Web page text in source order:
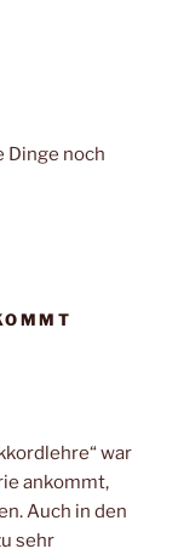
Dinge noch
war
ankommt,
Auch in den
sehr